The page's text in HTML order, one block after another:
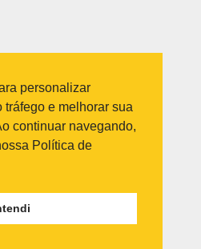
Jacaré
– CEP: 20970-031
/ sala 1407
personalizar
e melhorar sua
continuar navegando,
Política de